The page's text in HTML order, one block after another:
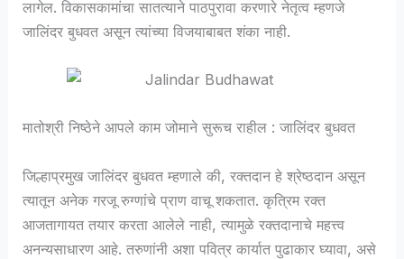
लागेल. विकासकामांचा सातत्याने पाठपुरावा करणारे नेतृत्व म्हणजे
जालिंदर बुधवत असून त्यांच्या विजयाबाबत शंका नाही.
मातोश्री निष्ठेने आपले काम जोमाने सुरूच राहील : जालिंदर बुधवत
जिल्हाप्रमुख जालिंदर बुधवत म्हणाले की, रक्तदान हे श्रेष्ठदान असून
त्यातून अनेक गरजू रुग्णांचे प्राण वाचू शकतात. कृत्रिम रक्त
आजतागायत तयार करता आलेले नाही, त्यामुळे रक्तदानाचे महत्त्व
अनन्यसाधारण आहे. तरुणांनी अशा पवित्र कार्यात पुढाकार घ्यावा, असे